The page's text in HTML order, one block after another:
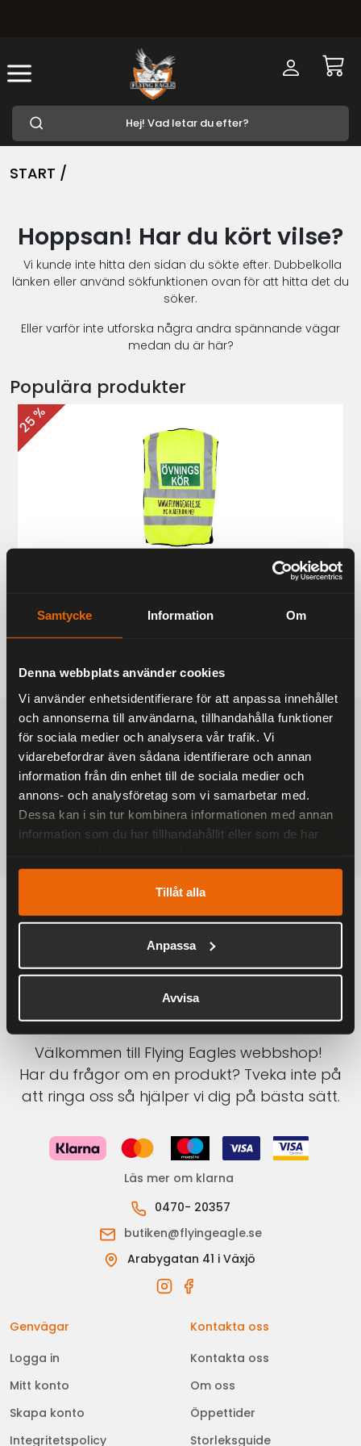
Samtycke Information Om
Denna webbplats använder cookies
Vi använder enhetsidentifierare för att anpassa innehållet
och annonserna till användarna, tillhandahålla funktioner
för sociala medier och analysera vår trafik. Vi
vidarebefordrar även sådana identifierare och annan
information från din enhet till de sociala medier och
annons- och analysföretag som vi samarbetar med.
Dessa kan i sin tur kombinera informationen med annan
information som du har tillhandahållit eller som de har
Tillåt alla
Anpassa
Avvisa
START /
Hoppsan! Har du kört vilse?
Vi kunde inte hitta den sidan du sökte efter. Dubbelkolla
länken eller använd sökfunktionen ovan för att hitta det du
söker.
Eller varför inte utforska några andra spännande vägar
medan du är här?
Populära produkter
25 %
187 kr
249 kr
FRAKTFRITT
På alla ordrar över 2000 kr
1-3 DAGAR LEVERANS
Inom Sverige med DHL
SÄKRA BETALNINGAR
Betalkort, Klarna eller Swish
Välkommen till Flying Eagles webbshop!
Har du frågor om en produkt? Tveka inte på
att ringa oss så hjälper vi dig på bästa sätt.
Läs mer om klarna
0470- 20357
butiken@flyingeagle.se
Arabygatan 41 i Växjö
Genvägar
Logga in
Mitt konto
Skapa konto
Integritetspolicy
Kontakta oss
Kontakta oss
Om oss
Öppettider
Storleksguide